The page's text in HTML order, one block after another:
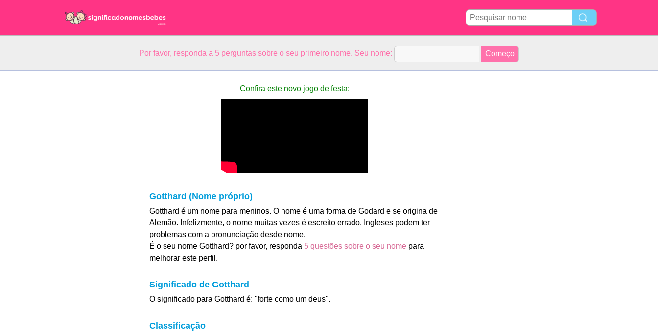
Por favor, responda a 5 perguntas sobre o seu primeiro nome. Seu nome:
Confira este novo jogo de festa:
Gotthard (Nome próprio)
Gotthard é um nome para meninos. O nome é uma forma de Godard e se origina de
Alemão. Infelizmente, o nome muitas vezes é escreito errado. Ingleses podem ter
problemas com a pronunciação desde nome.
É o seu nome Gotthard? por favor, responda 5 questões sobre o seu nomepara
melhorar este perfil.
Significado de Gotthard
O significado para Gotthard é: "forte como um deus".
Classificação